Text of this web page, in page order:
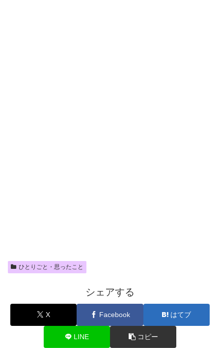
ひとりごと・思ったこと
シェアする
X Facebook はてブ
LINE コピー